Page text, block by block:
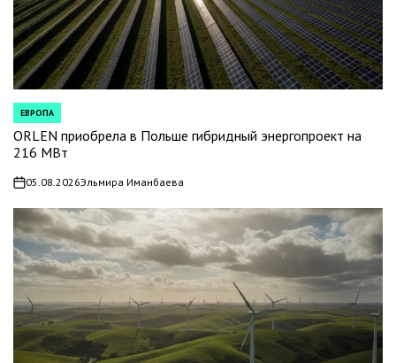
POSTED
IN
ЕВРОПА
ORLEN приобрела в Польше гибридный энергопроект на
216 МВт
on05.08.2026Эльмира Иманбаева